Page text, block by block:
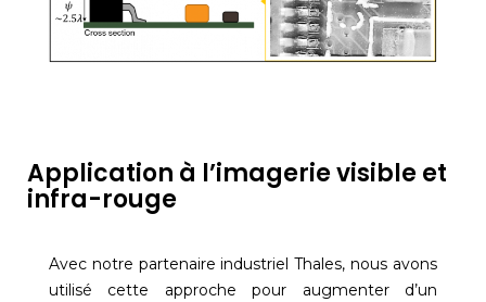
Application à l’imagerie visible et
infra-rouge
Avec notre partenaire industriel Thales, nous avons
utilisé cette approche pour augmenter d’un